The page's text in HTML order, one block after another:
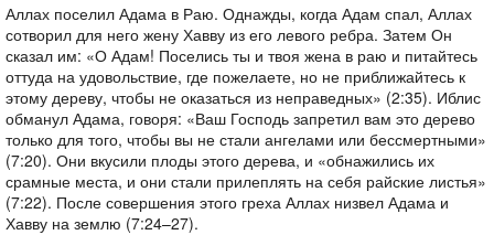
Аллах поселил Адама в Раю. Однажды, когда Адам спал, Аллах
сотворил для него жену Хавву из его левого ребра. Затем Он
сказал им: «О Адам! Поселись ты и твоя жена в раю и питайтесь
оттуда на удовольствие, где пожелаете, но не приближайтесь к
этому дереву, чтобы не оказаться из неправедных» (2:35). Иблис
обманул Адама, говоря: «Ваш Господь запретил вам это дерево
только для того, чтобы вы не стали ангелами или бессмертными»
(7:20). Они вкусили плоды этого дерева, и «обнажились их
срамные места, и они стали прилеплять на себя райские листья»
(7:22). После совершения этого греха Аллах низвел Адама и
Хавву на землю (7:24–27).